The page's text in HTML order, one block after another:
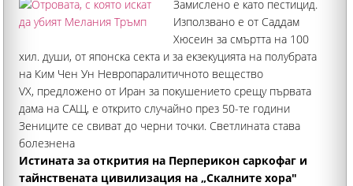
Замислено е като пестицид.
Използвано е от Саддам
Хюсеин за смъртта на 100
хил. души, от японска секта и за екзекуцията на полубрата
на Ким Чен Ун Невропаралитичното вещество
VX, предложено от Иран за покушението срещу първата
дама на САЩ, е открито случайно през 50-те години
Зениците се свиват до черни точки. Светлината става
болезнена
Истината за открития на Перперикон саркофаг и
тайнствената цивилизация на „Скалните хора"